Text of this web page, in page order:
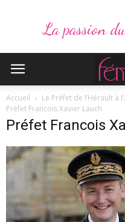
La passion
Accueil
Le Préfet de l’Hérault à
Préfet Francois Xavier Lauch
Préfet Francois